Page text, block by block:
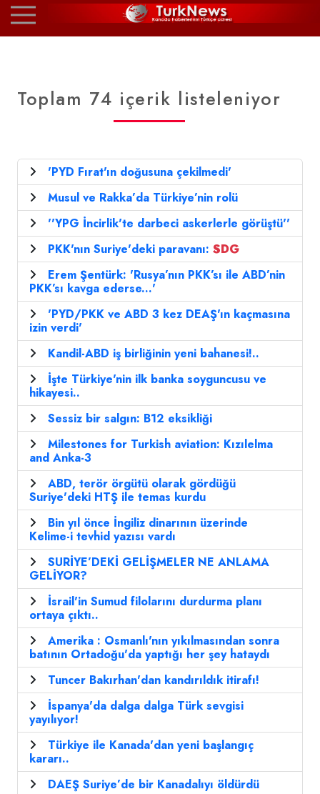
Toplam 74 içerik listeleniyor
'PYD Fırat'ın doğusuna çekilmedi'
Musul ve Rakka’da Türkiye’nin rolü
''YPG İncirlik'te darbeci askerlerle görüştü''
PKK'nın Suriye'deki paravanı: SDG
Erem Şentürk: 'Rusya’nın PKK’sı ile ABD’nin
PKK’sı kavga ederse...'
'PYD/PKK ve ABD 3 kez DEAŞ'ın kaçmasına
izin verdi'
Kandil-ABD iş birliğinin yeni bahanesi!..
İşte Türkiye'nin ilk banka soyguncusu ve
hikayesi..
Sessiz bir salgın: B12 eksikliği
Milestones for Turkish aviation: Kızılelma
and Anka-3
ABD, terör örgütü olarak gördüğü
Suriye'deki HTŞ ile temas kurdu
Bin yıl önce İngiliz dinarının üzerinde
Kelime-i tevhid yazısı vardı
SURİYE’DEKİ GELİŞMELER NE ANLAMA
GELİYOR?
İsrail'in Sumud filolarını durdurma planı
ortaya çıktı..
Amerika : Osmanlı'nın yıkılmasından sonra
batının Ortadoğu'da yaptığı her şey hataydı
Tuncer Bakırhan'dan kandırıldık itirafı!
İspanya'da dalga dalga Türk sevgisi
yayılıyor!
Türkiye ile Kanada'dan yeni başlangıç
kararı..
DAEŞ Suriye’de bir Kanadalıyı öldürdü